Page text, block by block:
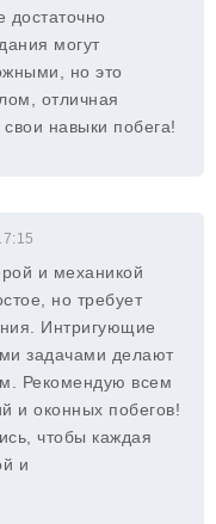
достаточно
могут
но это
отличная
навыки побега!
и механикой
но требует
Интригующие
задачами делают
Рекомендую всем
и оконных побегов!
чтобы каждая
и